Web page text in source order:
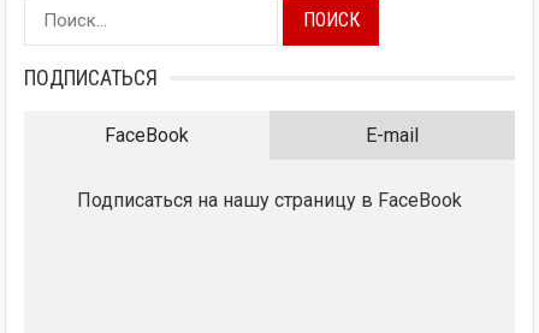
Найти:
ПОДПИСАТЬСЯ
FaceBook E-mail
Подписаться на нашу страницу в FaceBook